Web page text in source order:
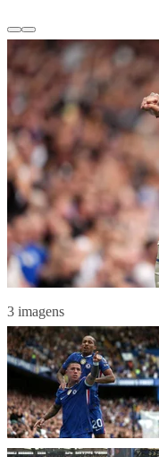
3 imagens